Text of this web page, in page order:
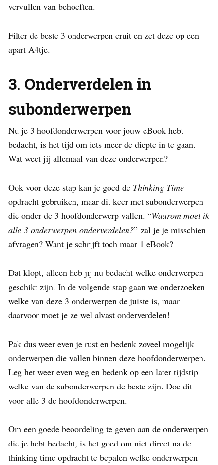
vervullen van behoeften.
Filter de beste 3 onderwerpen eruit en zet deze op een
apart A4tje.
3. Onderverdelen in
subonderwerpen
Nu je 3 hoofdonderwerpen voor jouw eBook hebt
bedacht, is het tijd om iets meer de diepte in te gaan.
Wat weet jij allemaal van deze onderwerpen?
Ook voor deze stap kan je goed de Thinking Time
opdracht gebruiken, maar dit keer met subonderwerpen
die onder de 3 hoofdonderwerp vallen. “Waarom moet ik
alle 3 onderwerpen onderverdelen?” zal je je misschien
afvragen? Want je schrijft toch maar 1 eBook?
Dat klopt, alleen heb jij nu bedacht welke onderwerpen
geschikt zijn. In de volgende stap gaan we onderzoeken
welke van deze 3 onderwerpen de juiste is, maar
daarvoor moet je ze wel alvast onderverdelen!
Pak dus weer even je rust en bedenk zoveel mogelijk
onderwerpen die vallen binnen deze hoofdonderwerpen.
Leg het weer even weg en bedenk op een later tijdstip
welke van de subonderwerpen de beste zijn. Doe dit
voor alle 3 de hoofdonderwerpen.
Om een goede beoordeling te geven aan de onderwerpen
die je hebt bedacht, is het goed om niet direct na de
thinking time opdracht te bepalen welke onderwerpen